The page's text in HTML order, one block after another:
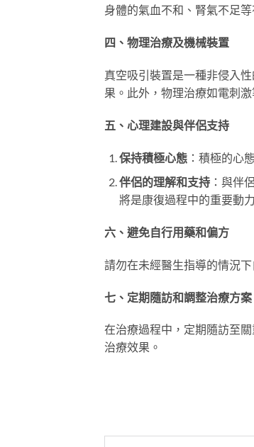
身體的氣血不和、腎氣不足
四、物理治療及機械裝置
真空吸引裝置是一種非侵入
果。此外，物理治療如電刺
五、心理建設與伴侶支持
保持積極心態：積極的心
伴侶的理解和支持：與伴
將是康復過程中的重要動
六、避免自行用藥和偏方
請勿在未經醫生指導的情況
七、定期隨訪和調整治療方案
在治療過程中，定期隨訪至
治療效果。